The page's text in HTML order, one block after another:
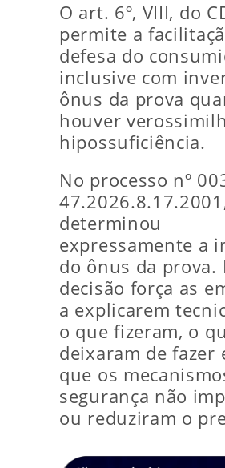
O art. 6º, VIII, do
permite a
defesa do
inclusive com
ônus da prova
houver
hipossuficiência.
No processo nº
determinou
expressamente a
do ônus da prova.
decisão força as
a explicarem
o que fizeram, o
deixaram de fazer
que os
segurança não
ou reduziram o